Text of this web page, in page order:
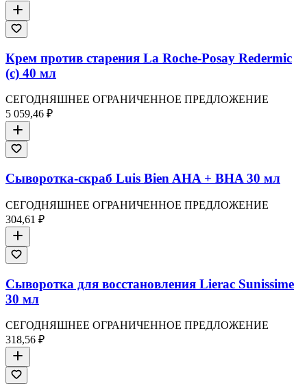
Крем против старения La Roche-Posay Redermic
(c) 40 мл
СЕГОДНЯШНЕЕ ОГРАНИЧЕННОЕ ПРЕДЛОЖЕНИЕ
5 059,46 ₽
Сыворотка-скраб Luis Bien AHA + BHA 30 мл
СЕГОДНЯШНЕЕ ОГРАНИЧЕННОЕ ПРЕДЛОЖЕНИЕ
304,61 ₽
Сыворотка для восстановления Lierac Sunissime
30 мл
СЕГОДНЯШНЕЕ ОГРАНИЧЕННОЕ ПРЕДЛОЖЕНИЕ
318,56 ₽